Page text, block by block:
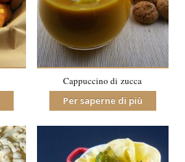
Cappuccino di zucca
Per saperne di più